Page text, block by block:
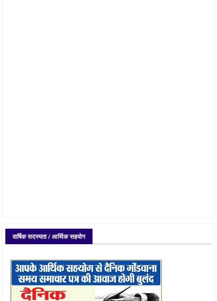
वार्षिक सदस्यता / आर्थिक सहयोग